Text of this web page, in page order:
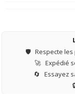
🛡️ Respecte
🚀 Expédié
🔄 Essayez